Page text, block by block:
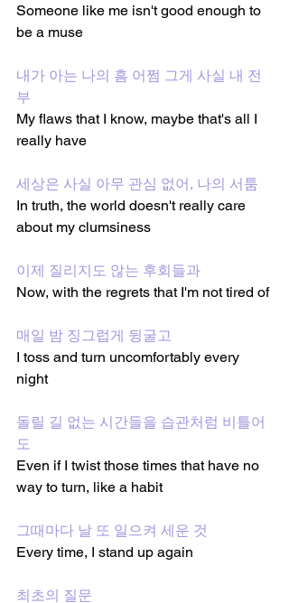
Someone like me isn't good enough to
be a muse
내가 아는 나의 흠 어쩜 그게 사실 내 전
부
My flaws that I know, maybe that's all I
really have
세상은 사실 아무 관심 없어, 나의 서툼
In truth, the world doesn't really care
about my clumsiness
이제 질리지도 않는 후회들과
Now, with the regrets that I'm not tired of
매일 밤 징그럽게 뒹굴고
I toss and turn uncomfortably every
night
돌릴 길 없는 시간들을 습관처럼 비틀어
도
Even if I twist those times that have no
way to turn, like a habit
그때마다 날 또 일으켜 세운 것
Every time, I stand up again
최초의 질문